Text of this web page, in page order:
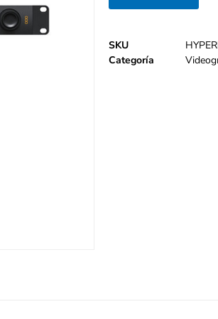
SKU
Categoría